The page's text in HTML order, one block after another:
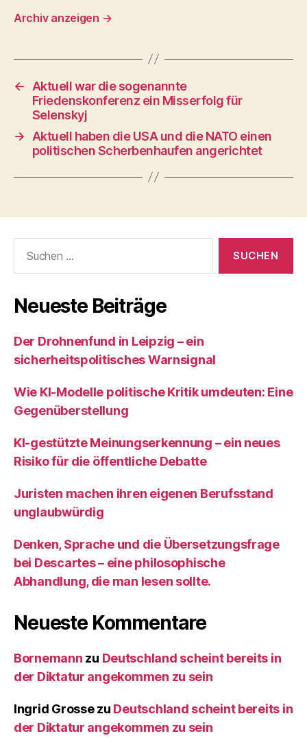
Archiv anzeigen →
←
Aktuell war die sogenannte
Friedenskonferenz ein Misserfolg für
Selenskyj
→
Aktuell haben die USA und die NATO einen
politischen Scherbenhaufen angerichtet
nach:
Neueste Beiträge
Der Drohnenfund in Leipzig – ein
sicherheitspolitisches Warnsignal
Wie KI‑Modelle politische Kritik umdeuten: Eine
Gegenüberstellung
KI‑gestützte Meinungserkennung – ein neues
Risiko für die öffentliche Debatte
Juristen machen ihren eigenen Berufsstand
unglaubwürdig
Denken, Sprache und die Übersetzungsfrage
bei Descartes – eine philosophische
Abhandlung, die man lesen sollte.
Neueste Kommentare
Bornemann zu Deutschland scheint bereits in
der Diktatur angekommen zu sein
Ingrid Grossezu Deutschland scheint bereits in
der Diktatur angekommen zu sein